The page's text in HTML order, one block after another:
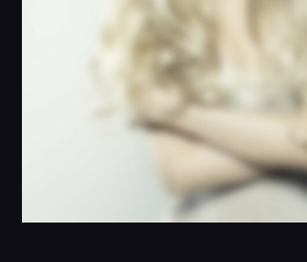
Organización
Comprometidos con la Agenda 2030